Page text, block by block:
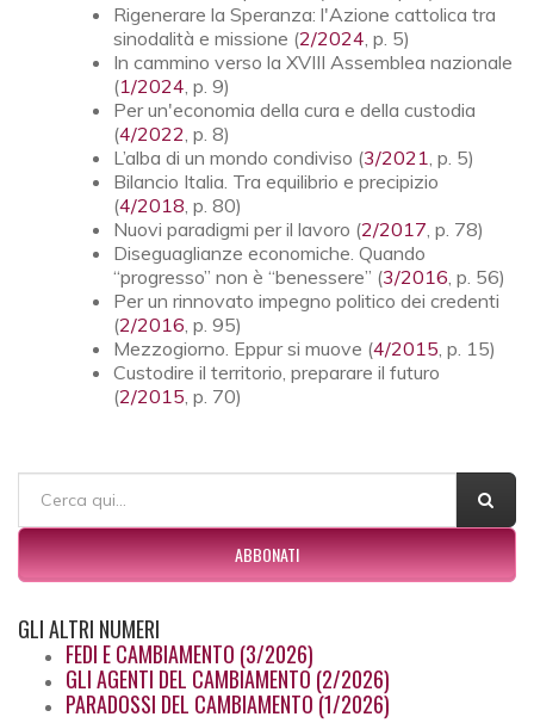
Rigenerare la Speranza: l'Azione cattolica tra
sinodalità e missione (2/2024, p. 5)
In cammino verso la XVIII Assemblea nazionale
(1/2024, p. 9)
Per un'economia della cura e della custodia
(4/2022, p. 8)
L’alba di un mondo condiviso (3/2021, p. 5)
Bilancio Italia. Tra equilibrio e precipizio
(4/2018, p. 80)
Nuovi paradigmi per il lavoro (2/2017, p. 78)
Diseguaglianze economiche. Quando
“progresso” non è “benessere” (3/2016, p. 56)
Per un rinnovato impegno politico dei credenti
(2/2016, p. 95)
Mezzogiorno. Eppur si muove (4/2015, p. 15)
Custodire il territorio, preparare il futuro
(2/2015, p. 70)
FORM DI RICERCA
ABBONATI
GLIALTRI NUMERI
FEDI E CAMBIAMENTO (3/2026)
GLI AGENTI DEL CAMBIAMENTO (2/2026)
PARADOSSI DEL CAMBIAMENTO (1/2026)